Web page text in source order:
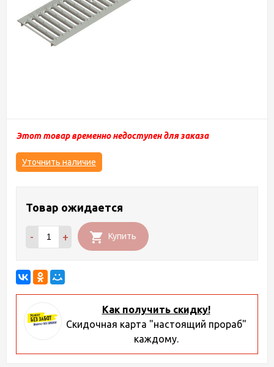
Этот товар временно недоступен для заказа
Уточнить наличие
Товар ожидается
- + Купить
Как получить скидку!
Скидочная карта "настоящий прораб"
каждому.